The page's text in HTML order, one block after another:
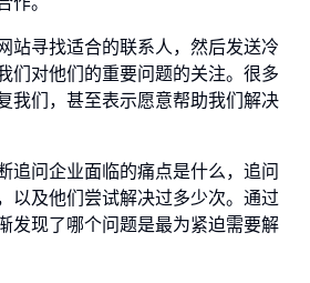
站寻找适合的联系人，然后发送冷
们对他们的重要问题的关注。很多
我们，甚至表示愿意帮助我们解决
追问企业面临的痛点是什么，追问
以及他们尝试解决过多少次。通过
发现了哪个问题是最为紧迫需要解